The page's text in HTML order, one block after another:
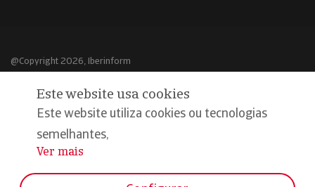
@Copyright 2026, Iberinform
Aviso legal
Política de cookies
Declaração de privacidade
Este website usa cookies
Este website utiliza cookies ou tecnologias
semelhantes,
...
Ver mais